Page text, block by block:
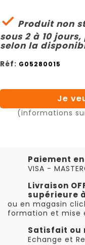
 Produit non
sous 2 à 10
selon la
Réf: G05280015
Je
(informations
Paiement
VISA -
Livraison
supérieure
ou en magasin
formation et mise
Satisfait ou
Echange et